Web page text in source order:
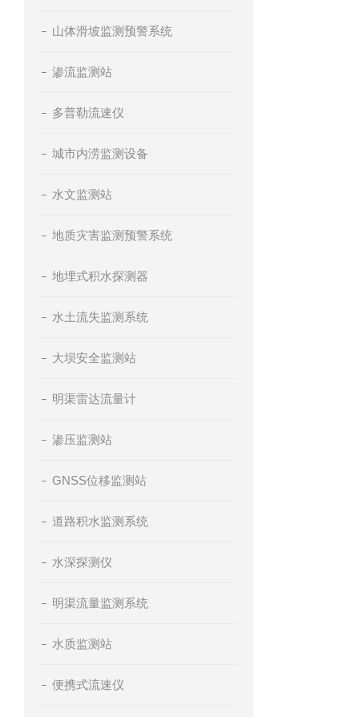
山体滑坡监测预警系统
渗流监测站
多普勒流速仪
城市内涝监测设备
水文监测站
地质灾害监测预警系统
地埋式积水探测器
水土流失监测系统
大坝安全监测站
明渠雷达流量计
渗压监测站
GNSS位移监测站
道路积水监测系统
水深探测仪
明渠流量监测系统
水质监测站
便携式流速仪